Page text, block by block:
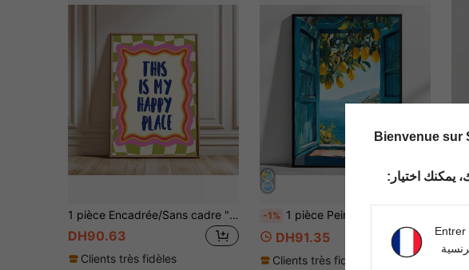
1 pièce Encadrée/Sans cadre "C'est mon endroit heureux" Citation d'accueil Affiche murale Impression sur canevas Art typographique minimaliste Décoration de la dopamine Peinture pour dortoir, salon, chambre à coucher, décoration de maison moderne
DH90.63
Clients très fidèles
-1% 1 pièce Peinture murale représentant une scène de fenêtre méditerranéenne, impression sur canevas d'un citronnier côtier, affiche de paysage marin italien, décoration esthétique bleue, convient pour la chambre, le salon ou la décoration murale d'appartement, cadeau pour elle, cadre non inclus
DH91.35
Clients très fidèles
Bienvenue sur
يمكنك اختيار:
Entrer